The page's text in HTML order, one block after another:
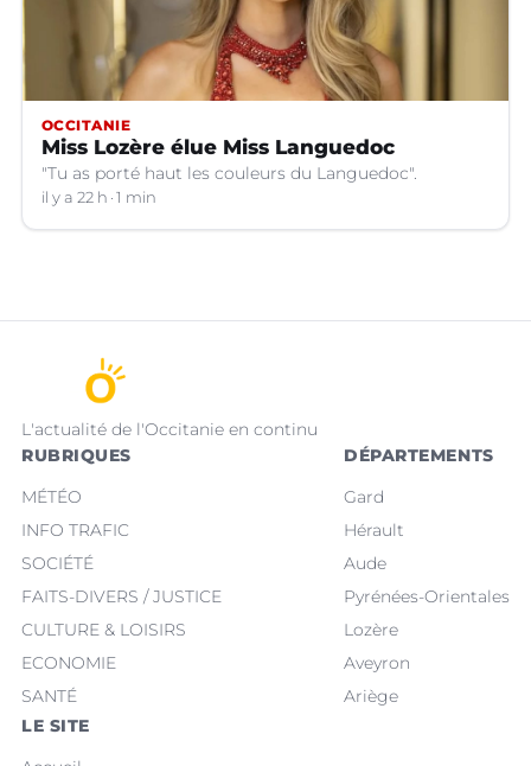
OCCITANIE
Miss Lozère élue Miss Languedoc
"Tu as porté haut les couleurs du Languedoc".
il y a 22 h 1 min
L'actualité de l'Occitanie en continu
RUBRIQUES
MÉTÉO
INFO TRAFIC
SOCIÉTÉ
FAITS-DIVERS / JUSTICE
CULTURE & LOISIRS
ECONOMIE
SANTÉ
DÉPARTEMENTS
Gard
Hérault
Aude
Pyrénées-Orientales
Lozère
Aveyron
Ariège
LE SITE